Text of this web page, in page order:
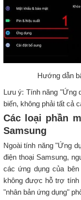
Hướng dẫn
Lưu ý: Tính năng "Ứng
biến, không phải tất cả
Các loại phần
Samsung
Ngoài tính năng "Ứng
điện thoại Samsung,
các ứng dụng của
không được hỗ trợ
"nhân bản ứng dụng"